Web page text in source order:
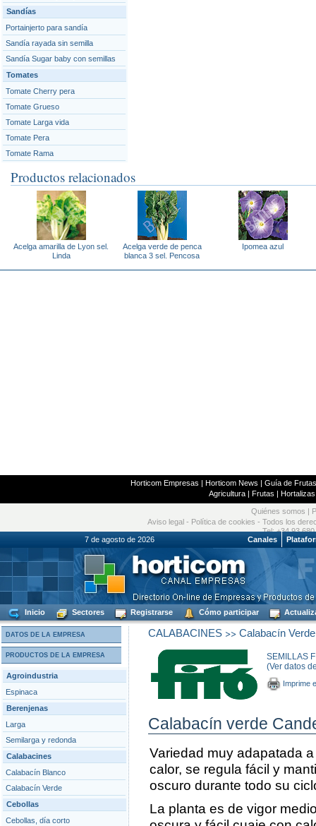
Sandías
Portainjerto para sandía
Sandía rayada sin semilla
Sandía Sugar baby con semillas
Tomates
Tomate Cherry pera
Tomate Grueso
Tomate Larga vida
Tomate Pera
Tomate Rama
Productos relacionados
Acelga amarilla de Lyon sel.
Linda
Acelga verde de penca
blanca 3 sel. Pencosa
Ipomea azul
Horticom Empresas | Horticom News | Guía de
Agricultura| Frutas | Hortalizas
Quiénes somos
Aviso legal - Política de cookies - Todos los
Tel: +34 93
7 de agosto de 2026
Canales
Inicio Sectores Registrarse Cómo participar
DATOS DE LA EMPRESA
PRODUCTOS DE LA EMPRESA
Agroindustria
Espinaca
Berenjenas
Larga
Semilarga y redonda
Calabacines
Calabacín Blanco
Calabacín Verde
Cebollas
Cebollas, día corto
CALABACINES>> Calabacín Verde
SEMILLAS
(Ver datos
Imprime
Calabacín verde
Variedad muy adapatada
calor, se regula fácil y
oscuro durante todo su
La planta es de vigor